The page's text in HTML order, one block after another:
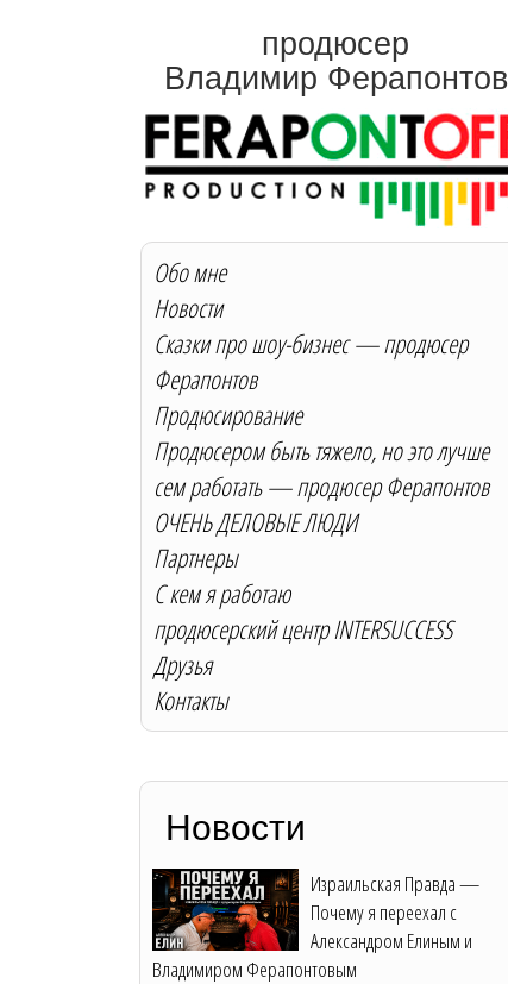
продюсер
Владимир Ферапонтов
Обо мне
Новости
Сказки про шоу-бизнес — продюсер
Ферапонтов
Продюсирование
Продюсером быть тяжело, но это лучше
сем работать — продюсер Ферапонтов
ОЧЕНЬ ДЕЛОВЫЕ ЛЮДИ
Партнеры
С кем я работаю
продюсерский центр INTERSUCCESS
Друзья
Контакты
Новости
Израильская Правда —
Почему я переехал с
Александром Елиным и
Владимиром Ферапонтовым